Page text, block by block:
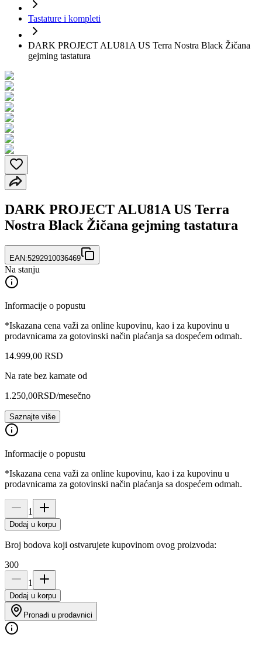
Tastature i kompleti
DARK PROJECT ALU81A US Terra Nostra Black Žičana
gejming tastatura
DARK PROJECT ALU81A US Terra
Nostra Black Žičana gejming tastatura
EAN:5292910036469
Na stanju
Informacije o popustu
*Iskazana cena važi za online kupovinu, kao i za kupovinu u
prodavnicama za gotovinski način plaćanja sa dospećem odmah.
14.999,00 RSD
Na rate bez kamate od
1.250,00RSD/mesečno
Saznajte više
Informacije o popustu
*Iskazana cena važi za online kupovinu, kao i za kupovinu u
prodavnicama za gotovinski način plaćanja sa dospećem odmah.
1
Dodaj u korpu
Broj bodova koji ostvarujete kupovinom ovog proizvoda:
300
1
Dodaj u korpu
Pronađi u prodavnici